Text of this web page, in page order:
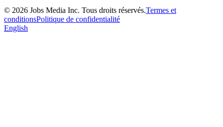
© 2026 Jobs Media Inc. Tous droits réservés.Termes et
conditionsPolitique de confidentialité
English